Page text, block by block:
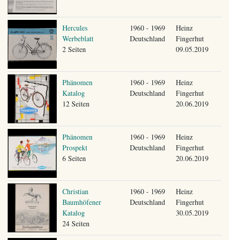
Hercules
Werbeblatt
2 Seiten
1960 - 1969
Deutschland
Heinz
Fingerhut
09.05.2019
Phänomen
Katalog
12 Seiten
1960 - 1969
Deutschland
Heinz
Fingerhut
20.06.2019
Phänomen
Prospekt
6 Seiten
1960 - 1969
Deutschland
Heinz
Fingerhut
20.06.2019
Christian
Baumhöfener
Katalog
24 Seiten
1960 - 1969
Deutschland
Heinz
Fingerhut
30.05.2019